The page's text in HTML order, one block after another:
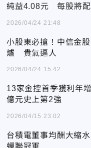
純益4.08元 每股將
2026/04/24 21:48
小股東必搶！中信金
爐 貴氣逼人
2026/04/24 15:42
13家金控首季獲利年
億元史上第2強
2026/04/15 23:02
台積電董事均酬大縮
蟬聯冠軍